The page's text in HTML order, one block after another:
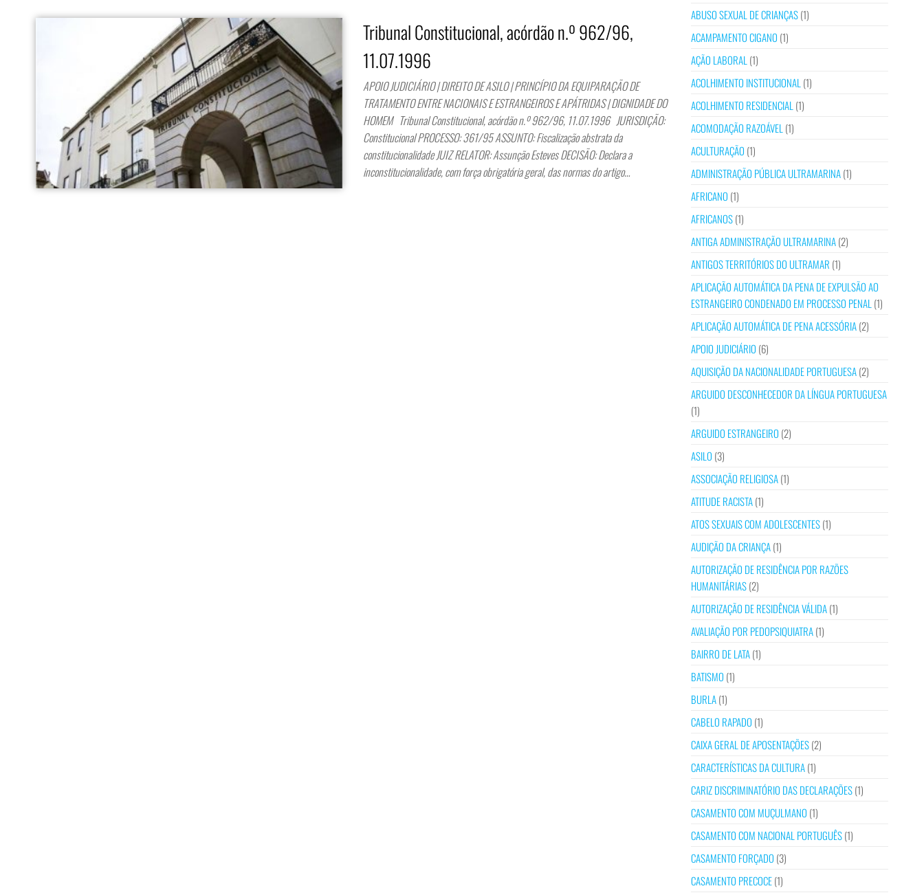
Tribunal Constitucional, acórdão n.º 962/96,
11.07.1996
APOIO JUDICIÁRIO | DIREITO DE ASILO | PRINCÍPIO DA EQUIPARAÇÃO DE
TRATAMENTO ENTRE NACIONAIS E ESTRANGEIROS E APÁTRIDAS | DIGNIDADE DO
HOMEM Tribunal Constitucional, acórdão n.º 962/96, 11.07.1996 JURISDIÇÃO:
Constitucional PROCESSO: 361/95 ASSUNTO: Fiscalização abstrata da
constitucionalidade JUIZ RELATOR: Assunção Esteves DECISÃO: Declara a
inconstitucionalidade, com força obrigatória geral, das normas do artigo…
ABUSO SEXUAL DE CRIANÇAS(1)
ACAMPAMENTO CIGANO (1)
AÇÃO LABORAL (1)
ACOLHIMENTO INSTITUCIONAL (1)
ACOLHIMENTO RESIDENCIAL (1)
ACOMODAÇÃO RAZOÁVEL (1)
ACULTURAÇÃO (1)
ADMINISTRAÇÃO PÚBLICA ULTRAMARINA(1)
AFRICANO (1)
AFRICANOS(1)
ANTIGA ADMINISTRAÇÃO ULTRAMARINA(2)
ANTIGOS TERRITÓRIOS DO ULTRAMAR (1)
APLICAÇÃO AUTOMÁTICA DA PENA DE EXPULSÃO AO
ESTRANGEIRO CONDENADO EM PROCESSO PENAL (1)
APLICAÇÃO AUTOMÁTICA DE PENA ACESSÓRIA(2)
APOIO JUDICIÁRIO (6)
AQUISIÇÃO DA NACIONALIDADE PORTUGUESA(2)
ARGUIDO DESCONHECEDOR DA LÍNGUA PORTUGUESA
(1)
ARGUIDO ESTRANGEIRO (2)
ASILO (3)
ASSOCIAÇÃO RELIGIOSA(1)
ATITUDE RACISTA(1)
ATOS SEXUAIS COM ADOLESCENTES(1)
AUDIÇÃO DA CRIANÇA(1)
AUTORIZAÇÃO DE RESIDÊNCIA POR RAZÕES
HUMANITÁRIAS(2)
AUTORIZAÇÃO DE RESIDÊNCIA VÁLIDA(1)
AVALIAÇÃO POR PEDOPSIQUIATRA(1)
BAIRRO DE LATA(1)
BATISMO (1)
BURLA(1)
CABELO RAPADO (1)
CAIXA GERAL DE APOSENTAÇÕES(2)
CARACTERÍSTICAS DA CULTURA(1)
CARIZ DISCRIMINATÓRIO DAS DECLARAÇÕES(1)
CASAMENTO COM MUÇULMANO (1)
CASAMENTO COM NACIONAL PORTUGUÊS(1)
CASAMENTO FORÇADO (3)
CASAMENTO PRECOCE(1)